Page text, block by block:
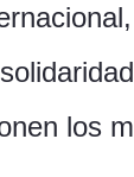
los